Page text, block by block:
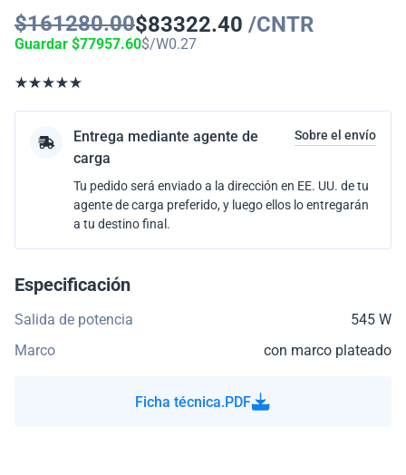
$161280.00$83322.40 /CNTR
Guardar $77957.60$/W0.27
Entrega mediante agente de
carga
Sobre el envío
Tu pedido será enviado a la dirección en EE. UU. de tu
agente de carga preferido, y luego ellos lo entregarán
a tu destino final.
Especificación
Salida de potencia
545 W
Marco
con marco plateado
Ficha técnica.PDF